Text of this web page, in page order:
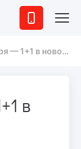
в новом комплексе
в